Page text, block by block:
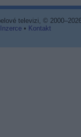
televizi, ©
Inzerce • Kontakt